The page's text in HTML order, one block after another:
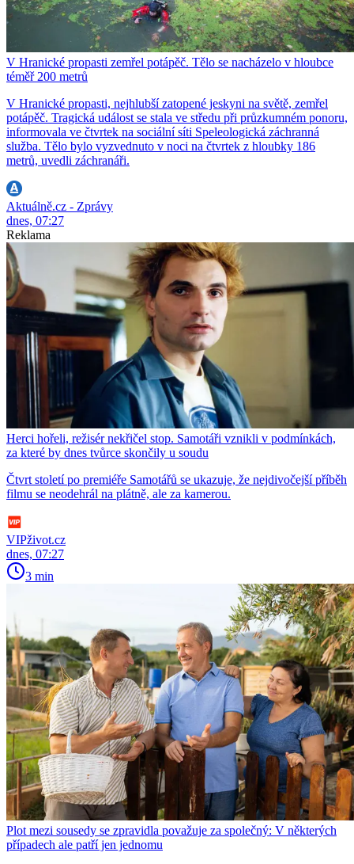
V Hranické propasti zemřel potápěč. Tělo se nacházelo v hloubce
téměř 200 metrů
V Hranické propasti, nejhlubší zatopené jeskyni na světě, zemřel
potápěč. Tragická událost se stala ve středu při průzkumném ponoru,
informovala ve čtvrtek na sociální síti Speleologická záchranná
služba. Tělo bylo vyzvednuto v noci na čtvrtek z hloubky 186
metrů, uvedli záchranáři.
Aktuálně.cz - Zprávy
dnes, 07:27
Reklama
Herci hořeli, režisér nekřičel stop. Samotáři vznikli v podmínkách,
za které by dnes tvůrce skončily u soudu
Čtvrt století po premiéře Samotářů se ukazuje, že nejdivočejší příběh
filmu se neodehrál na plátně, ale za kamerou.
VIPživot.cz
dnes, 07:27
3 min
Plot mezi sousedy se zpravidla považuje za společný: V některých
případech ale patří jen jednomu